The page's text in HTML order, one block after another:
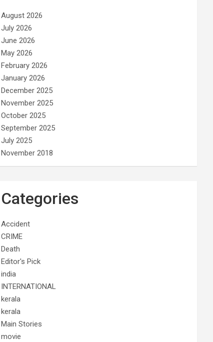
August 2026
July 2026
June 2026
May 2026
February 2026
January 2026
December 2025
November 2025
October 2025
September 2025
July 2025
November 2018
Categories
Accident
CRIME
Death
Editor's Pick
india
INTERNATIONAL
kerala
kerala
Main Stories
movie